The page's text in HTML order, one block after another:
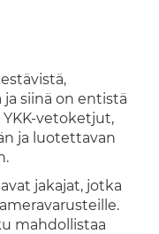
siinä on entistä
vetoketjut,
ja luotettavan
jakajat, jotka
mahdollistaa